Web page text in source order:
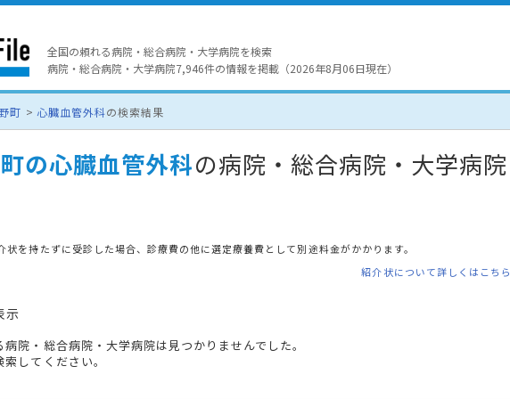
全国の頼れる病院・総合病院・大学病院を検索
病院・総合病院・大学病院7,946件の情報を掲載（2026年8月06日現在）
町 心臓血管外科の検索結果
の心臓血管外科の病院・総合病院・大学病院
状を持たずに受診した場合、診療費の他に選定療養費として別途料金がかかります。
紹介状について詳しくはこちら
示
院・総合病院・大学病院は見つかりませんでした。
してください。